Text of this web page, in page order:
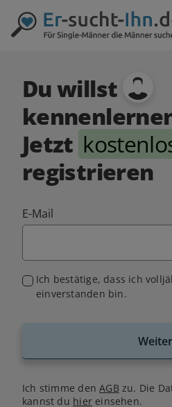
Du willst
Jetzt
registrieren
E-Mail
Ich bestätige, dass ich
einverstanden bin.
Weiter
Ich stimme denAGB zu. Die
kannst du hiereinsehen.